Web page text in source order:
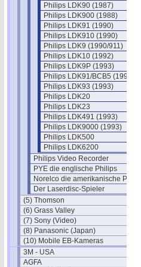
Philips LDK90 (1987)
Philips LDK900 (1988)
Philips LDK91 (1990)
Philips LDK910 (1990)
Philips LDK9 (1990/911)
Philips LDK10 (1992)
Philips LDK9P (1993)
Philips LDK91/BCB5 (1993)
Philips LDK93 (1993)
Philips LDK20
Philips LDK23
Philips LDK491 (1993)
Philips LDK9000 (1993)
Philips LDK500
Philips LDK6200
Philips Video Recorder
PYE die englische Philips
Norelco die amerikanische Philips
Der Laserdisc-Spieler
(5) Thomson
(6) Grass Valley
(7) Sony (Video)
(8) Panasonic (Japan)
(10) Mobile EB-Kameras
3M - USA
AGFA